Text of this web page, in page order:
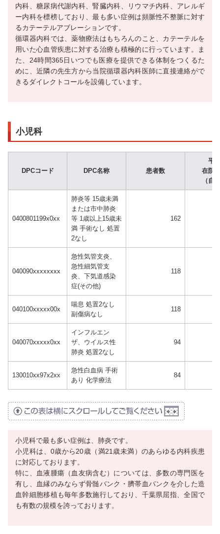
内科、糖尿病代謝内科、腎臓内科、リウマチ内科、アレルギ
ー内科を標榜しており、最も多い症例は頻脈性不整脈に対す
るカテーテルアブレーションです。
循環器内科では、薬物療法はもちろんのこと、カテーテルを
用いた心血管疾患に対する治療も積極的に行っています。ま
た、24時間365日いつでも医療を提供できる体制をつくるた
めに、近隣の先生方から当院循環器内科医師に直接連絡がで
きるダイレクトコールを設備しています。
小児科
DPCコード DPC名称 患者数
平
在院
（自
0400801199x0xx
肺炎等 15歳未満
または市中肺炎
等 1歳以上15歳未
満 手術なし 処置
2なし
162
040090xxxxxxxx
急性気管支炎、
急性細気管支
炎、下気道感染
症(その他)
118
040100xxxxx00x
喘息 処置2なし
副傷病なし
118
040070xxxxx0xx
インフルエン
ザ、ウイルス性
肺炎 処置2なし
94
130010xx97x2xx
急性白血病 手術
あり 化学療法
84
小児科で最も多い症例は、肺炎です。
小児科は、0歳から20歳（満21歳未満）のあらゆる内科疾患
に対応しております。
特に、血液腫瘍（血友病含む）については、多数の専門医を
有し、血縁のみならず骨髄バンク・臍帯血バンクを介した造
血幹細胞移植も毎年多数施行しており、千葉県屈指、全国で
も有数の規模を誇っております。